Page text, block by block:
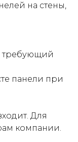
на стены,
требующий
панели при
Для
компании.